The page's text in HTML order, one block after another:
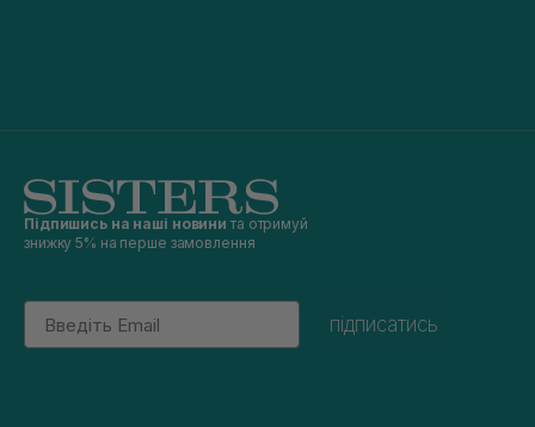
Підпишись на наші новини та отримуй
знижку 5% на перше замовлення
Email
підписатись